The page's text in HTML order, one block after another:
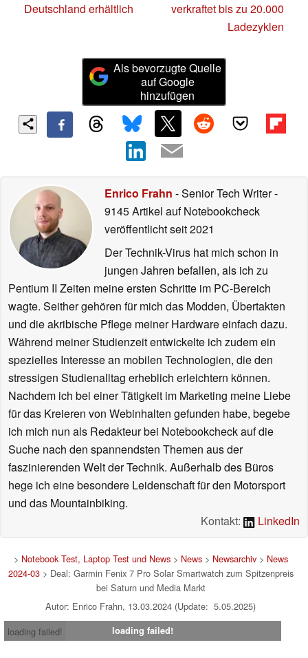
Deutschland erhältlich
verkraftet bis zu 20.000
Ladezyklen
Als bevorzugte Quelle
auf Google
hinzufügen
Enrico Frahn - Senior Tech Writer-
9145 Artikel auf Notebookcheck
veröffentlichtseit 2021
Der Technik-Virus hat mich schon in
jungen Jahren befallen, als ich zu
Pentium II Zeiten meine ersten Schritte im PC-Bereich
wagte. Seither gehören für mich das Modden, Übertakten
und die akribische Pflege meiner Hardware einfach dazu.
Während meiner Studienzeit entwickelte ich zudem ein
spezielles Interesse an mobilen Technologien, die den
stressigen Studienalltag erheblich erleichtern können.
Nachdem ich bei einer Tätigkeit im Marketing meine Liebe
für das Kreieren von Webinhalten gefunden habe, begebe
ich mich nun als Redakteur bei Notebookcheck auf die
Suche nach den spannendsten Themen aus der
faszinierenden Welt der Technik. Außerhalb des Büros
hege ich eine besondere Leidenschaft für den Motorsport
und das Mountainbiking.
Kontakt:
LinkedIn
> Notebook Test, Laptop Test und News> News> Newsarchiv> News
2024-03> Deal: Garmin Fenix 7 Pro Solar Smartwatch zum Spitzenpreis
bei Saturn und Media Markt
Autor: Enrico Frahn, 13.03.2024 (Update: 5.05.2025)
loading failed!
loading failed!